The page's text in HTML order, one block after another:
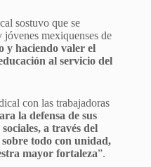
sostuvo que se
mexiquenses de
y haciendo valer el
al servicio del
con las trabajadoras
la defensa de sus
a través del
todo con unidad,
mayor fortaleza”.